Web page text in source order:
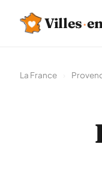
Villes·en
La France